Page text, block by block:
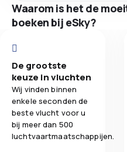
Waarom is het de
boeken bij eSky?
De grootste
keuze in vluchten
Wij vinden binnen
enkele seconden de
beste vlucht voor u
bij meer dan 500
luchtvaartmaatschappijen.